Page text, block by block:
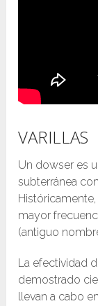
VARILLAS
Un dowser es
subterránea
mayor
(antiguo
La efectividad
demostrado
llevan a cabo